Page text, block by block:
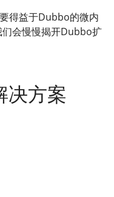
得益于Dubbo的微内
会慢慢揭开Dubbo扩
决方案